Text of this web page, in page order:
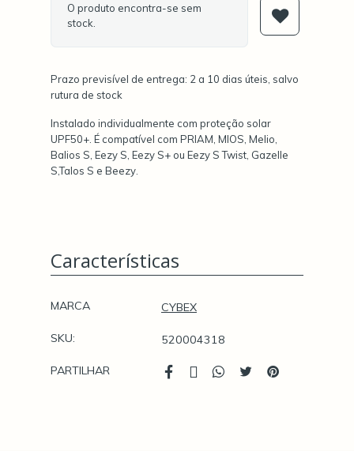
O produto encontra-se sem
stock.
Prazo previsível de entrega: 2 a 10 dias úteis, salvo
rutura de stock
Instalado individualmente com proteção solar
UPF50+. É compatível com PRIAM, MIOS, Melio,
Balios S, Eezy S, Eezy S+ ou Eezy S Twist, Gazelle
S,Talos S e Beezy.
Características
MARCA CYBEX
SKU: 520004318
PARTILHAR